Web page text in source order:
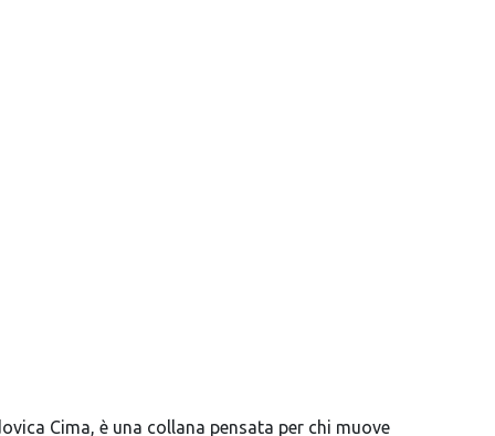
Cima, è una collana pensata per chi muove